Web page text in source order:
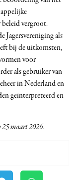
vergroot.
Jagersvereniging als
bij de uitkomsten,
voor
als gebruiker van
in Nederland en
geïnterpreteerd en
25 maart 2026.